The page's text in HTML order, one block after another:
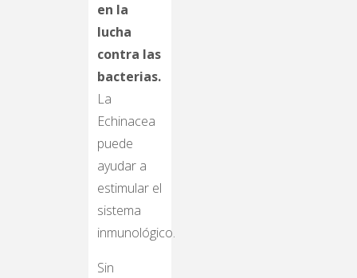
en la
lucha
contra las
bacterias.
La
Echinacea
puede
ayudar a
estimular el
sistema
inmunológico.
Sin